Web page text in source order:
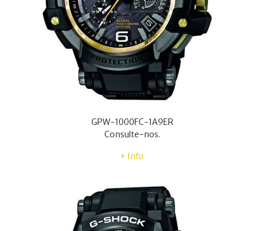
GPW-1000FC-1A9ER
Consulte-nos.
+ Info